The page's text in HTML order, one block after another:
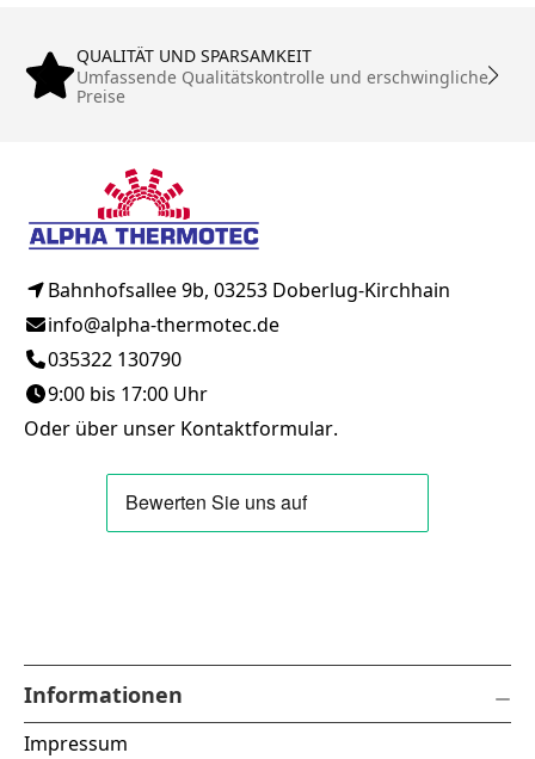
QUALITÄT UND SPARSAMKEIT
Umfassende Qualitätskontrolle und erschwingliche
Preise
Bahnhofsallee 9b, 03253 Doberlug-Kirchhain
info@alpha-thermotec.de
035322 130790
9:00 bis 17:00 Uhr
Oder über unser Kontaktformular.
Informationen
Impressum